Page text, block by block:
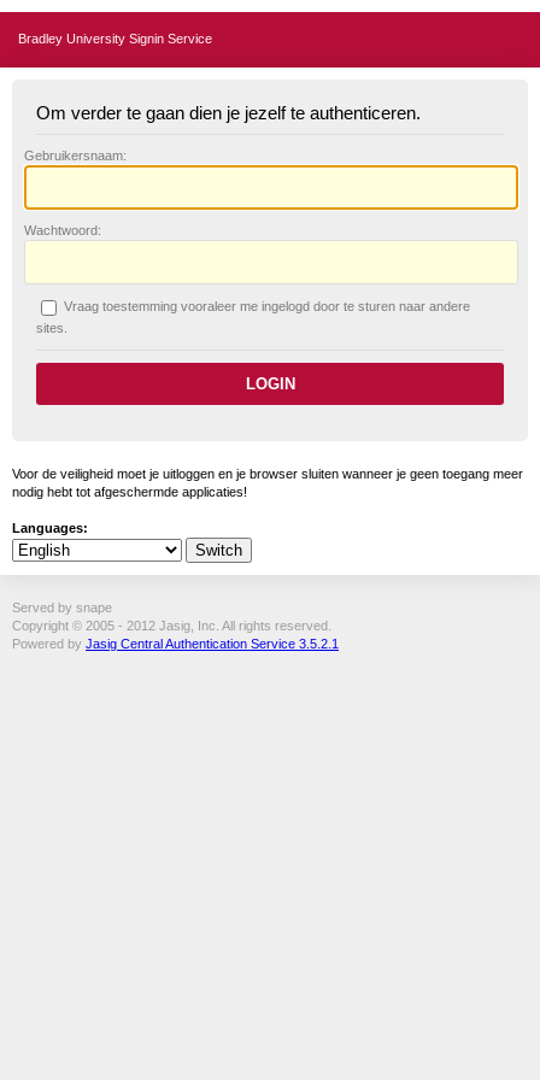
Bradley University Signin Service
Om verder te gaan dien je jezelf te authenticeren.
Gebruikersnaam:
Wachtwoord:
Vraag toestemming vooraleer me ingelogd door te sturen naar andere
sites.
Voor de veiligheid moet je uitloggen en je browser sluiten wanneer je geen toegang meer
nodig hebt tot afgeschermde applicaties!
Languages:
Served by snape
Copyright © 2005 - 2012 Jasig, Inc. All rights reserved.
Powered by Jasig Central Authentication Service 3.5.2.1